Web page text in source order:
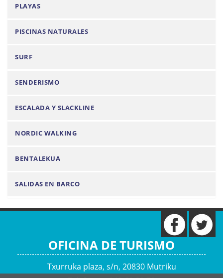
i
n
PLAYAS
PISCINAS NATURALES
SURF
SENDERISMO
ESCALADA Y SLACKLINE
NORDIC WALKING
BENTALEKUA
SALIDAS EN BARCO
OFICINA DE TURISMO
Txurruka plaza, s/n, 20830 Mutriku